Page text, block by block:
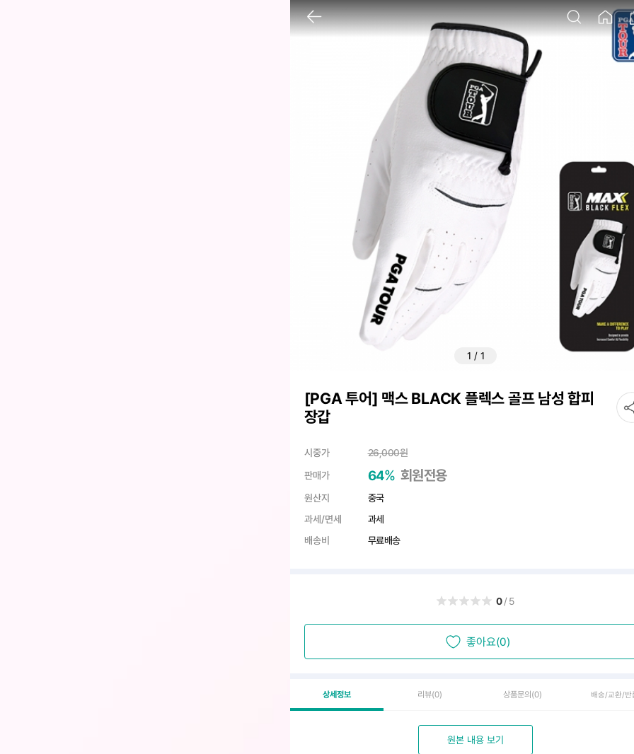
1 / 1
[PGA 투어] 맥스 BLACK 플렉스 골프 남성 합피
장갑
시중가 26,000원
판매가
64% 회원전용
원산지
중국
과세/면세
과세
배송비
무료배송
0/5
좋아요(0)
상세정보 리뷰(0) 상품문의 (0) 배송/교환/반
원본 내용 보기